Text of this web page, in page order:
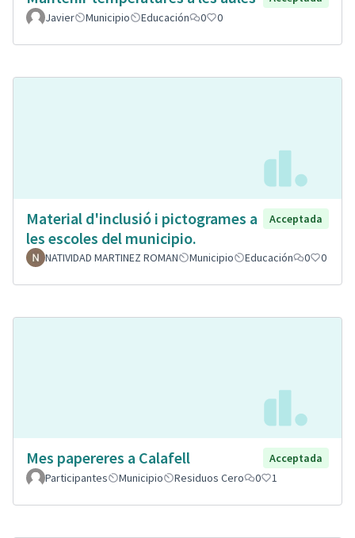
Javier
Municipio Educación 0 0
Material d'inclusió i pictogrames a
les escoles del municipio.
Acceptada
NATIVIDAD MARTINEZ ROMAN Municipio Educación 0 0
Mes papereres a Calafell
Acceptada
Participantes
Municipio Residuos Cero 0 1